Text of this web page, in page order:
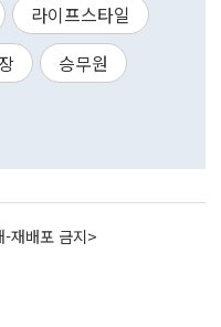
라이프스타일
승무원
재배포 금지>